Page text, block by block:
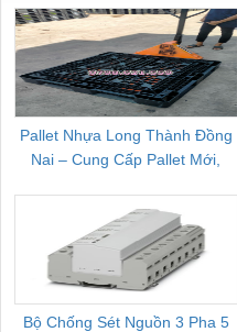
Pallet Nhựa Long Thành Đồng
Nai – Cung Cấp Pallet Mới,
Bộ Chống Sét Nguồn 3 Pha 5